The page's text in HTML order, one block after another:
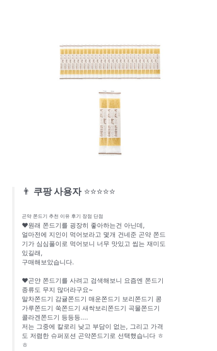
👨 쿠팡 사용자 ⭐⭐⭐⭐⭐
곤약 쫀드기 추천 이유 후기 장점 단점
❤원래 쫀드기를 굉장히 좋아하는건 아닌데,
얼마전에 지인이 먹어보라고 몇개 건네준 곤약 쫀드
기가 심심풀이로 먹어보니 너무 맛있고 씹는 재미도
있길래,
구매해보았습니다.
❤곤얀 쫀드기를 사려고 검색해보니 요즘엔 쫀드기
종류도 무지 많더라구요~
말차쫀드기 감귤쫀드기 매운쫀드기 보리쫀드기 콩
가루쫀드기 쑥쫀드기 새싹보리쫀드기 곡물쫀드기
콜라겐쫀드기 등등등....
저는 그중에 칼로리 낮고 부담이 없는, 그리고 가격
도 저렴한 슈퍼포션 곤약쫀드기로 선택했습니다 ㅎ
ㅎ